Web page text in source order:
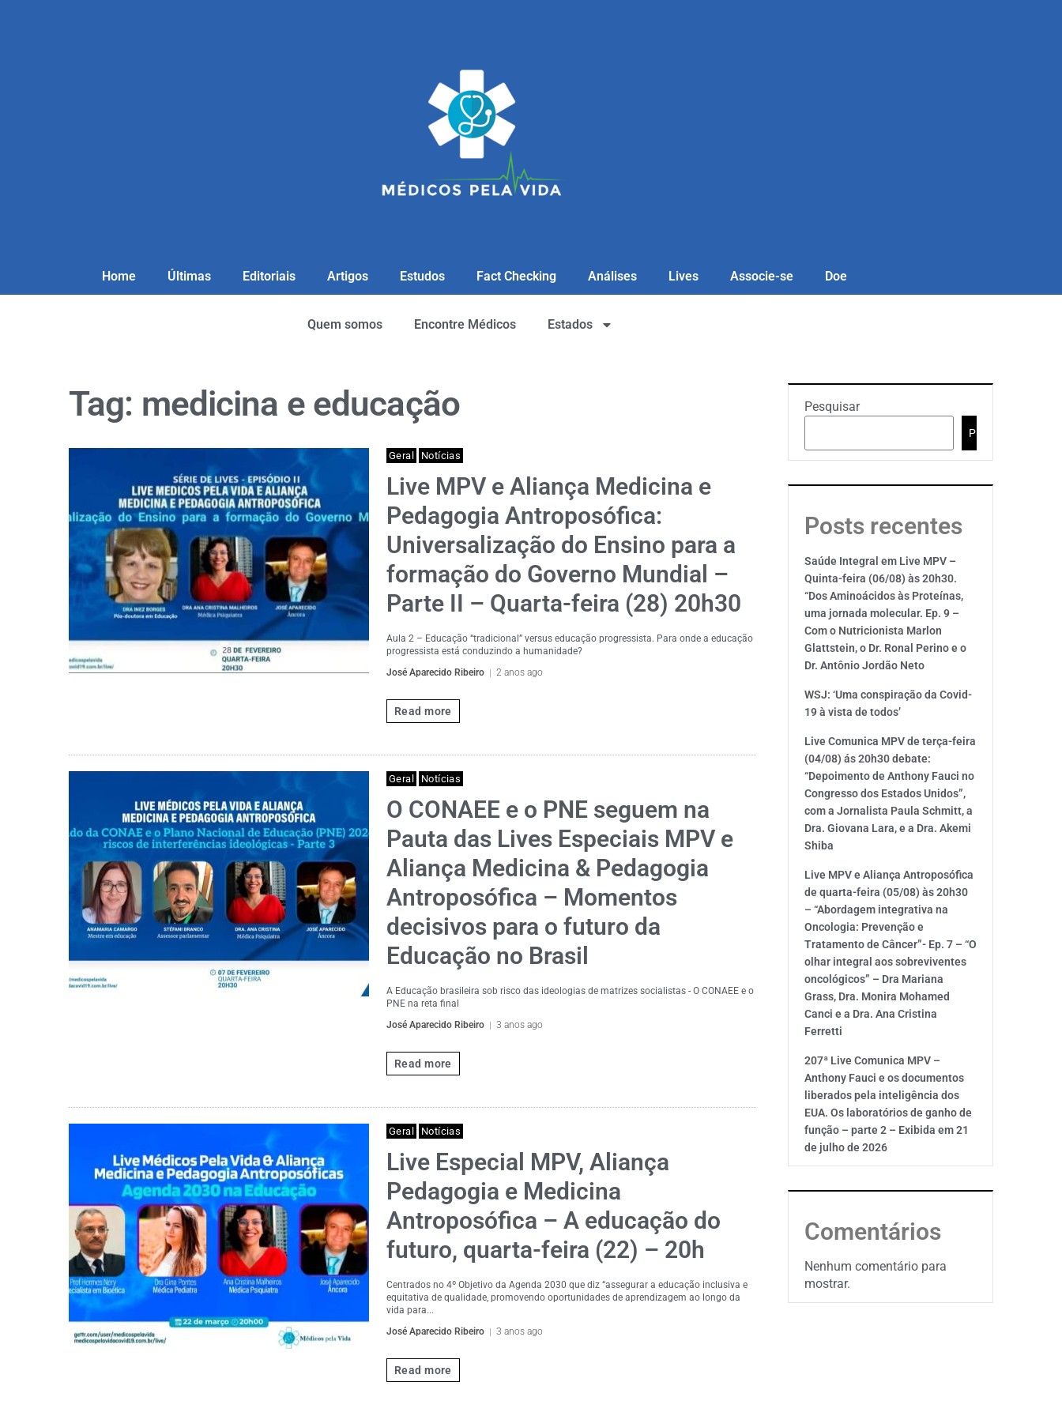
Home Últimas Editoriais Artigos Estudos Fact Checking Análises Lives Associe-se Doe
Quem somos Encontre Médicos Estados
Tag: medicina e educação
Geral Notícias
Live MPV e Aliança Medicina e
Pedagogia Antroposófica:
Universalização do Ensino para a
formação do Governo Mundial –
Parte II – Quarta-feira (28) 20h30
Aula 2 – Educação “tradicional” versus educação progressista. Para onde a educação
progressista está conduzindo a humanidade?
José Aparecido Ribeiro
2 anos ago
Read more
Geral Notícias
O CONAEE e o PNE seguem na
Pauta das Lives Especiais MPV e
Aliança Medicina & Pedagogia
Antroposófica – Momentos
decisivos para o futuro da
Educação no Brasil
A Educação brasileira sob risco das ideologias de matrizes socialistas - O CONAEE e o
PNE na reta final
José Aparecido Ribeiro
3 anos ago
Read more
Geral Notícias
Live Especial MPV, Aliança
Pedagogia e Medicina
Antroposófica – A educação do
futuro, quarta-feira (22) – 20h
Centrados no 4º Objetivo da Agenda 2030 que diz “assegurar a educação inclusiva e
equitativa de qualidade, promovendo oportunidades de aprendizagem ao longo da
vida para...
José Aparecido Ribeiro
3 anos ago
Read more
Pesquisar
Pesquisar
Posts recentes
Saúde Integral em Live MPV –
Quinta-feira (06/08) às 20h30.
“Dos Aminoácidos às Proteínas,
uma jornada molecular. Ep. 9 –
Com o Nutricionista Marlon
Glattstein, o Dr. Ronal Perino e o
Dr. Antônio Jordão Neto
WSJ: ‘Uma conspiração da Covid-
19 à vista de todos’
Live Comunica MPV de terça-feira
(04/08) ás 20h30 debate:
“Depoimento de Anthony Fauci no
Congresso dos Estados Unidos”,
com a Jornalista Paula Schmitt, a
Dra. Giovana Lara, e a Dra. Akemi
Shiba
Live MPV e Aliança Antroposófica
de quarta-feira (05/08) às 20h30
– “Abordagem integrativa na
Oncologia: Prevenção e
Tratamento de Câncer”- Ep. 7 – “O
olhar integral aos sobreviventes
oncológicos” – Dra Mariana
Grass, Dra. Monira Mohamed
Canci e a Dra. Ana Cristina
Ferretti
207ª Live Comunica MPV –
Anthony Fauci e os documentos
liberados pela inteligência dos
EUA. Os laboratórios de ganho de
função – parte 2 – Exibida em 21
de julho de 2026
Comentários
Nenhum comentário para
mostrar.